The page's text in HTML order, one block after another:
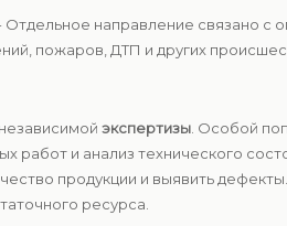
направление связано с
пожаров, ДТП и других
экспертизы . Особой
работ и анализ технического
продукции и выявить
ресурса.